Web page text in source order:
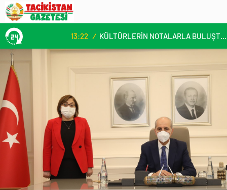
KÜLTÜRLERİN NOTALARLA BULUŞTUĞU YER: MİMOZA’M KAFE’DE DOSTLUK RÜZGARI!